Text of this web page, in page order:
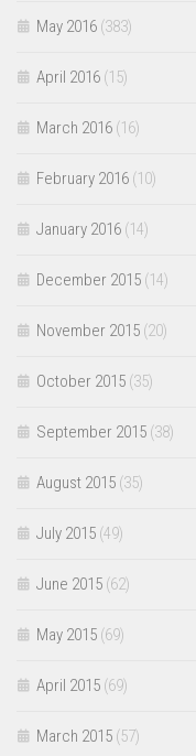
May 2016 (383)
April 2016 (15)
March 2016 (16)
February 2016 (10)
January 2016 (14)
December 2015 (14)
November 2015 (20)
October 2015 (35)
September 2015 (38)
August 2015 (35)
July 2015 (49)
June 2015 (62)
May 2015 (69)
April 2015 (69)
March 2015 (57)